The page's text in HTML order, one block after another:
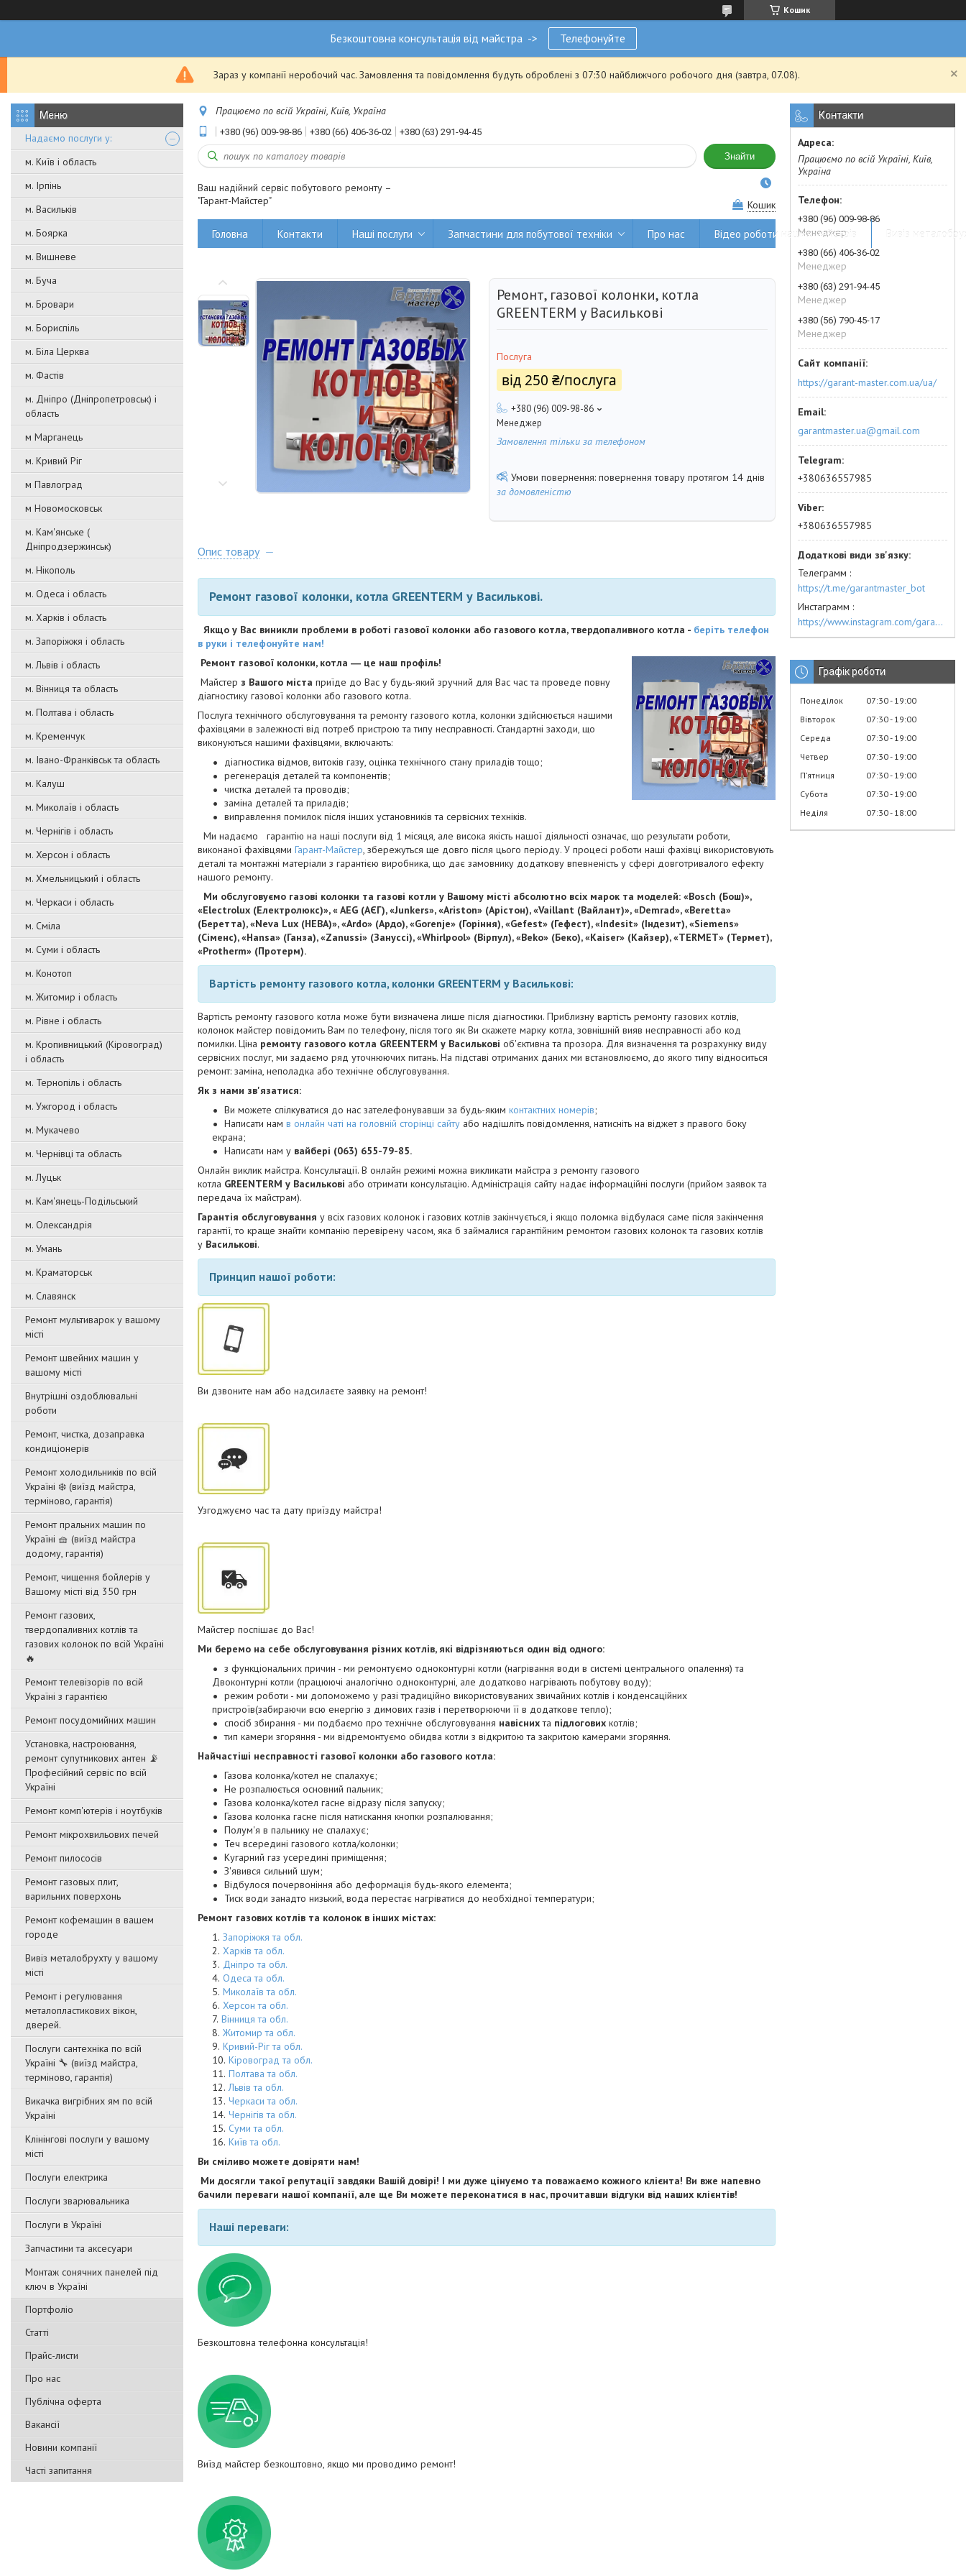
Кошик
Безкоштовна консультація від майстра -> Телефонуйте
Зараз у компанії неробочий час. Замовлення та повідомлення будуть оброблені з 07:30 найближчого робочого дня (завтра, 07.08).
Надаємо послуги у:
м. Київ і область
м. Ірпінь
м. Васильків
м. Боярка
м. Вишневе
м. Буча
м. Бровари
м. Бориспіль
м. Біла Церква
м. Фастів
м. Дніпро (Дніпропетровськ) і
область
м Марганець
м. Кривий Ріг
м Павлоград
м Новомосковськ
м. Кам'янське (
Дніпродзержинськ)
м. Нікополь
м. Одеса і область
м. Харків і область
м. Запоріжжя і область
м. Львів і область
м. Вінниця та область
м. Полтава і область
м. Кременчук
м. Івано-Франківськ та область
м. Калуш
м. Миколаїв і область
м. Чернігів і область
м. Херсон і область
м. Хмельницький і область
м. Черкаси і область
м. Сміла
м. Суми і область
м. Конотоп
м. Житомир і область
м. Рівне і область
м. Кропивницький (Кіровоград)
і область
м. Тернопіль і область
м. Ужгород і область
м. Мукачево
м. Чернівці та область
м. Луцьк
м. Кам'янець-Подільський
м. Олександрія
м. Умань
м. Краматорськ
м. Славянск
Ремонт мультиварок у вашому
місті
Ремонт швейних машин у
вашому місті
Внутрішні оздоблювальні
роботи
Ремонт, чистка, дозаправка
кондиціонерів
Ремонт холодильників по всій
Україні ❄️ (виїзд майстра,
терміново, гарантія)
Ремонт пральних машин по
Україні 🧺 (виїзд майстра
додому, гарантія)
Ремонт, чищення бойлерів у
Вашому місті від 350 грн
Ремонт газових,
твердопаливних котлів та
газових колонок по всій Україні
🔥
Ремонт телевізорів по всій
Україні з гарантією
Ремонт посудомийних машин
Установка, настроювання,
ремонт супутникових антен 📡
Професійний сервіс по всій
Україні
Ремонт комп'ютерів і ноутбуків
Ремонт мікрохвильових печей
Ремонт пилососів
Ремонт газовых плит,
варильних поверхонь
Ремонт кофемашин в вашем
городе
Вивіз металобрухту у вашому
місті
Ремонт і регулювання
металопластикових вікон,
дверей.
Послуги сантехніка по всій
Україні 🔧 (виїзд майстра,
терміново, гарантія)
Викачка вигрібних ям по всій
Україні
Клінінгові послуги у вашому
місті
Послуги електрика
Послуги зварювальника
Послуги в Україні
Запчастини та аксесуари
Монтаж сонячних панелей під
ключ в Україні
Портфоліо
Статті
Прайс-листи
Про нас
Публічна оферта
Вакансії
Новини компанії
Часті запитання
Працюємо по всій Україні, Київ, Україна
+380 (96) 009-98-86 +380 (66) 406-36-02 +380 (63) 291-94-45
Знайти
Ваш надійний сервіс побутового ремонту –
"Гарант-Майстер"
Кошик
Головна Контакти Наші послуги Запчастини для побутової техніки Про нас Відео роботи наших майстрів Вивіз
Ремонт, газової колонки, котла
GREENTERM у Василькові
Послуга
від250 ₴/послуга
+380 (96) 009-98-86
Менеджер
Замовлення тільки за телефоном
повернення товару протягом 14 днів
за домовленістю
Опис товару
Ремонт газової колонки, котла GREENTERM у Василькові.
Якщо у Вас виникли проблеми в роботі газової колонки або газового котла, твердопаливного котла - беріть телефон
в руки і телефонуйте нам!
Ремонт газової колонки, котла ― це наш профіль!
Майстер з Вашого міста приїде до Вас у будь-який зручний для Вас час та проведе повну
діагностику газової колонки або газового котла.
Послуга технічного обслуговування та ремонту газового котла, колонки здійснюється нашими
фахівцями в залежності від потреб пристрою та типу несправності. Стандартні заходи, що
виконуються нашими фахівцями, включають:
діагностика відмов, витоків газу, оцінка технічного стану приладів тощо;
регенерація деталей та компонентів;
чистка деталей та проводів;
заміна деталей та приладів;
виправлення помилок після інших установників та сервісних техніків.
Ми надаємо гарантію на наші послуги від 1 місяця, але висока якість нашої діяльності означає, що результати роботи,
виконаної фахівцями Гарант-Майстер, збережуться ще довго після цього періоду. У процесі роботи наші фахівці використовують
деталі та монтажні матеріали з гарантією виробника, що дає замовнику додаткову впевненість у сфері довготривалого ефекту
нашого ремонту.
Ми обслуговуємо газові колонки та газові котли у Вашому місті абсолютно всіх марок та моделей: «Bosch (Бош)»,
«Electrolux (Електролюкс)», « AEG (АЄГ), «Junkers», «Ariston» (Арістон), «Vaillant (Вайлант)», «Demrad», «Beretta»
(Беретта), «Neva Lux (НЕВА)», «Ardo» (Ардо), «Gorenje» (Горіння), «Gefest» (Гефест), «Indesit» (Індезит), «Siemens»
(Сіменс), «Hansa» (Ганза), «Zanussi» (Зануссі), «Whirlpool» (Вірпул), «Beko» (Беко), «Kaiser» (Кайзер), «TERMET» (Термет),
«Protherm» (Протерм).
Вартість ремонту газового котла, колонки GREENTERM у Василькові:
Вартість ремонту газового котла може бути визначена лише після діагностики. Приблизну вартість ремонту газових котлів,
колонок майстер повідомить Вам по телефону, після того як Ви скажете марку котла, зовнішній вияв несправності або код
помилки. Ціна ремонту газового котла GREENTERM у Василькові об'єктивна та прозора. Для визначення та розрахунку виду
сервісних послуг, ми задаємо ряд уточнюючих питань. На підставі отриманих даних ми встановлюємо, до якого типу відноситься
ремонт: заміна, неполадка або технічне обслуговування.
Як з нами зв'язатися:
Ви можете спілкуватися до нас зателефонувавши за будь-яким контактних номерів;
Написати нам в онлайн чаті на головній сторінці сайту або надішліть повідомлення, натисніть на віджет з правого боку
екрана;
Написати нам у вайбері (063) 655-79-85.
Онлайн виклик майстра. Консультації. В онлайн режимі можна викликати майстра з ремонту газового
котла GREENTERM у Василькові або отримати консультацію. Адміністрація сайту надає інформаційні послуги (прийом заявок та
передача їх майстрам).
Гарантія обслуговування у всіх газових колонок і газових котлів закінчується, і якщо поломка відбулася саме після закінчення
гарантії, то краще знайти компанію перевірену часом, яка б займалися гарантійним ремонтом газових колонок та газових котлів
у Василькові.
Принцип нашої роботи:
Ви дзвоните нам або надсилаєте заявку на ремонт!
Узгоджуємо час та дату приїзду майстра!
Майстер поспішає до Вас!
Ми беремо на себе обслуговування різних котлів, які відрізняються один від одного:
з функціональних причин - ми ремонтуємо одноконтурні котли (нагрівання води в системі центрального опалення) та
Двоконтурні котли (працюючі аналогічно одноконтурні, але додатково нагрівають побутову воду);
режим роботи - ми допоможемо у разі традиційно використовуваних звичайних котлів і конденсаційних
пристроїв(забираючи всю енергію з димових газів і перетворюючи її в додаткове тепло);
спосіб збирання - ми подбаємо про технічне обслуговування навіснихта підлогових котлів;
тип камери згоряння - ми відремонтуємо обидва котли з відкритою та закритою камерами згоряння.
Найчастіші несправності газової колонки або газового котла:
Газова колонка/котел не спалахує;
Не розпалюється основний пальник;
Газова колонка/котел гасне відразу після запуску;
Газова колонка гасне після натискання кнопки розпалювання;
Полум'я в пальнику не спалахує;
Теч всередині газового котла/колонки;
Кугарний газ усередині приміщення;
З'явився сильний шум;
Відбулося почервоніння або деформація будь-якого елемента;
Тиск води занадто низький, вода перестає нагріватися до необхідної температури;
Ремонт газових котлів та колонок в інших містах:
Запоріжжя та обл.
Харків та обл.
Дніпро та обл.
Одеса та обл.
Миколаїв та обл.
Херсон та обл.
Вінниця та обл.
Житомир та обл.
Кривий-Ріг та обл.
Кіровоград та обл.
Полтава та обл.
Львів та обл.
Черкаси та обл.
Чернігів та обл.
Суми та обл.
Київ та обл.
Ви сміливо можете довіряти нам!
Ми досягли такої репутації завдяки Вашій довірі! І ми дуже цінуємо та поважаємо кожного клієнта! Ви вже напевно
бачили переваги нашої компанії, але ще Ви можете переконатися в нас, прочитавши відгуки від наших клієнтів!
Наші переваги:
Безкоштовна телефонна консультація!
Виїзд майстер безкоштовно, якщо ми проводимо ремонт!
Контакти
Працюємо по всій Україні, Київ,
Україна
+380 (96) 009-98-86
Менеджер
+380 (66) 406-36-02
Менеджер
+380 (63) 291-94-45
Менеджер
+380 (56) 790-45-17
Менеджер
https://garant-master.com.ua/ua/
garantmaster.ua@gmail.com
+380636557985
+380636557985
Телеграмм
https://t.me/garantmaster_bot
Инстаграмм
https://www.instagram.com/garantmaster.ua/
Графік роботи
Понеділок 07:30 19:00
Вівторок
07:30 19:00
Середа
07:30 19:00
Четвер
07:30 19:00
Пʼятниця
07:30 19:00
Субота
07:30 19:00
Неділя
07:30 18:00